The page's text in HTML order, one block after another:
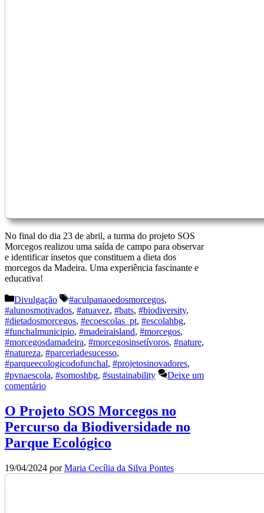
No final do dia 23 de abril, a turma do projeto SOS
Morcegos realizou uma saída de campo para observar
e identificar insetos que constituem a dieta dos
morcegos da Madeira. Uma experiência fascinante e
educativa!
Categorias
Divulgação Etiquetas
#aculpanaoedosmorcegos,
#alunosmotivados, #atuavez, #bats, #biodiversity,
#dietadosmorcegos, #ecoescolas_pt, #escolahbg,
#funchalmunicipio, #madeiraisland, #morcegos,
#morcegosdamadeira, #morcegosinsetívoros, #nature,
#natureza, #parceriadesucesso,
#parqueecologicodofunchal, #projetosinovadores,
#pvnaescola, #somoshbg, #sustainability
Deixe um
comentário
O Projeto SOS Morcegos no
Percurso da Biodiversidade no
Parque Ecológico
19/04/2024 porMaria Cecília da Silva Pontes